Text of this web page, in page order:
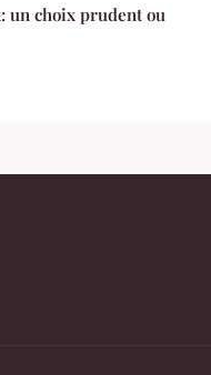
un choix prudent ou